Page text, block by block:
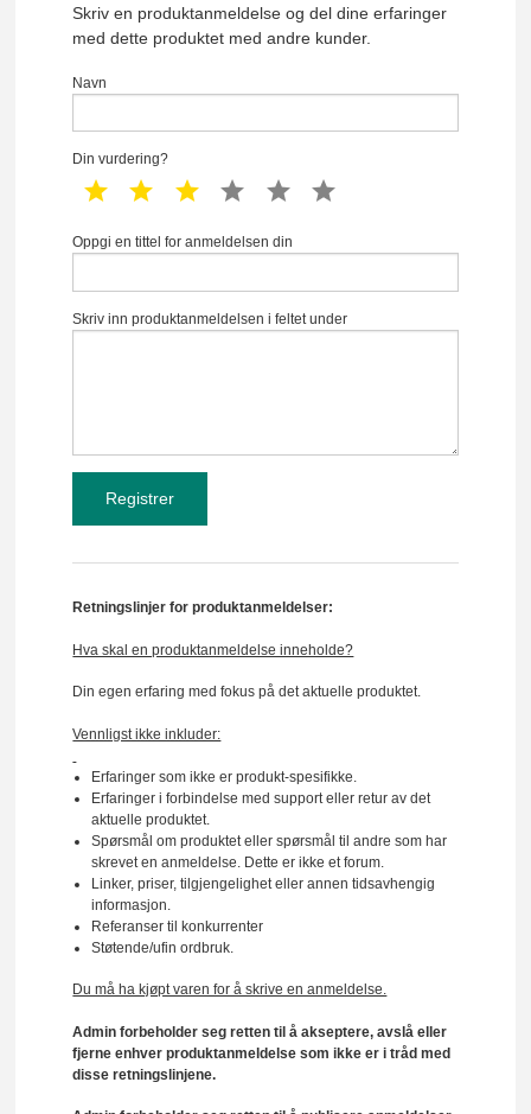
Skriv en produktanmeldelse og del dine erfaringer
med dette produktet med andre kunder.
Navn
Din vurdering?
1 star 2 star 3 star 4 star 5 star
Oppgi en tittel for anmeldelsen din
Skriv inn produktanmeldelsen i feltet under
Retningslinjer for produktanmeldelser:
Hva skal en produktanmeldelse inneholde?
Din egen erfaring med fokus på det aktuelle produktet.
Vennligst ikke inkluder:
Erfaringer som ikke er produkt-spesifikke.
Erfaringer i forbindelse med support eller retur av det
aktuelle produktet.
Spørsmål om produktet eller spørsmål til andre som har
skrevet en anmeldelse. Dette er ikke et forum.
Linker, priser, tilgjengelighet eller annen tidsavhengig
informasjon.
Referanser til konkurrenter
Støtende/ufin ordbruk.
Du må ha kjøpt varen for å skrive en anmeldelse.
Admin forbeholder seg retten til å akseptere, avslå eller
fjerne enhver produktanmeldelse som ikke er i tråd med
disse retningslinjene.